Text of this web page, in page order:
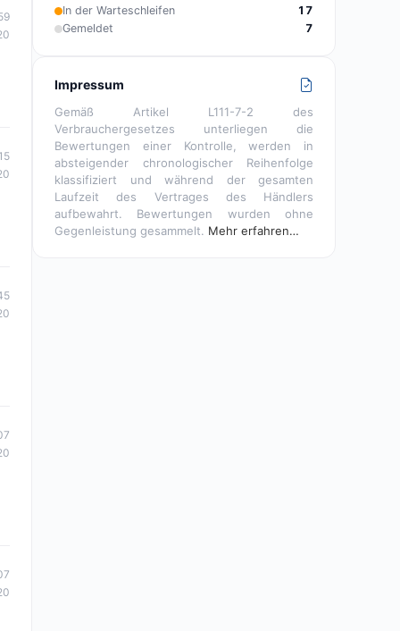
In der Warteschleifen
17
Gemeldet
7
Impressum
Gemäß Artikel L111-7-2 des
Verbrauchergesetzes unterliegen die
Bewertungen einer Kontrolle, werden in
absteigender chronologischer Reihenfolge
klassifiziert und während der gesamten
Laufzeit des Vertrages des Händlers
aufbewahrt. Bewertungen wurden ohne
Gegenleistung gesammelt. Mehr erfahren…